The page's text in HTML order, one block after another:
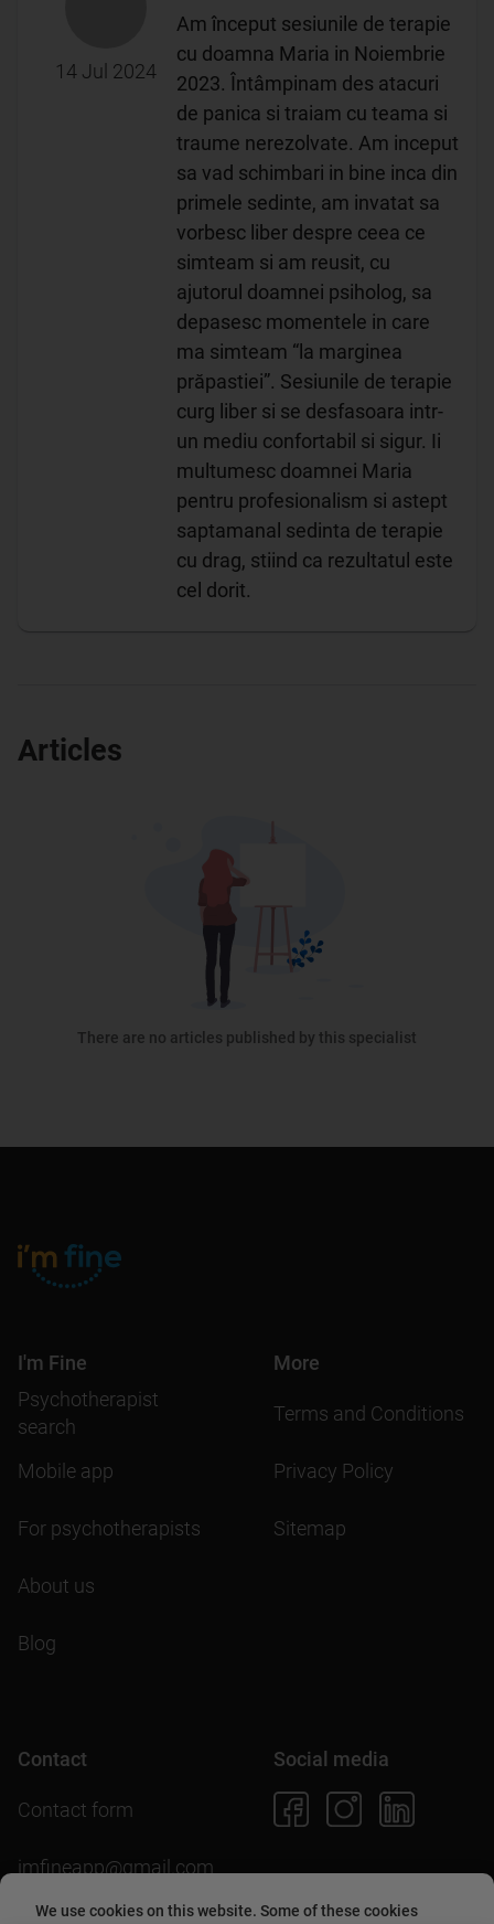
We use cookies on this website. Some of these cookies
14 Jul 2024
Am început sesiunile de terapie
cu doamna Maria in Noiembrie
2023. Întâmpinam des atacuri
de panica si traiam cu teama si
traume nerezolvate. Am inceput
sa vad schimbari in bine inca din
primele sedinte, am invatat sa
vorbesc liber despre ceea ce
simteam si am reusit, cu
ajutorul doamnei psiholog, sa
depasesc momentele in care
ma simteam “la marginea
prăpastiei”. Sesiunile de terapie
curg liber si se desfasoara intr-
un mediu confortabil si sigur. Ii
multumesc doamnei Maria
pentru profesionalism si astept
saptamanal sedinta de terapie
cu drag, stiind ca rezultatul este
cel dorit.
Articles
There are no articles published by this specialist
I'm Fine
Psychotherapist
search
Mobile app
For psychotherapists
About us
Blog
More
Terms and Conditions
Privacy Policy
Sitemap
Contact
Contact form
imfineapp@gmail.com
Social media